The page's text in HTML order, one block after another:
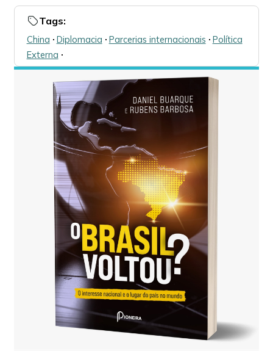
Tags:
China 🞌 Diplomacia 🞌 Parcerias internacionais 🞌 Política
Externa 🞌